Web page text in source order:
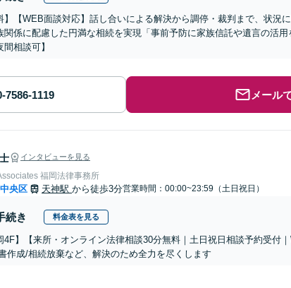
】【WEB面談対応】話し合いによる解決から調停・裁判まで、状況
関係に配慮した円満な相続を実現「事前予防に家族信託や遺言の活
相談可】
メール
インタビューを見る
福岡法律事務所
央区 天神駅 から徒歩3分営業時間：00:00~23:59（土日祝日）
続き 料金表を見る
4F】【来所・オンライン法律相談30分無料｜土日祝日相談予約受付
作成/相続放棄など、解決のため全力を尽くします